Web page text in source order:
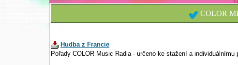
COLOR
Hudba z Francie
Pořady COLOR Music Radia - určeno ke stažení a individuálnímu